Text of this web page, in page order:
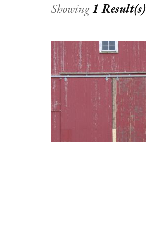
Showing1 Result(s)